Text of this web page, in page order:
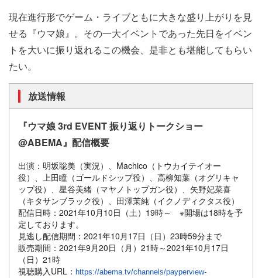
現在進行形でゲーム・ライブともに大きな盛り上がりを見
せる『ウマ娘』。その一大イベントであった先日をイベン
トを大いに振り返れるこの機会、是非とも堪能してもらい
たい。
放送情報
『ウマ娘 3rd EVENT 振り返りトークショー
@ABEMA』配信概要
出演：明坂聡美（実況）、Machico（トウカイテイオー
役）、 上田瞳（ゴールドシップ役）、高柳知葉（オグリキャ
ップ役）、 星谷美緒（マヤノトップガン役）、矢野妃菜喜
（キタサンブラック役）、田澤茉純（イクノディクタス役）
配信日時：2021年10月10日（土）19時～ ※開場は18時を予
定しております。
見逃し配信期間：2021年10月17日（日）23時59分まで
販売期間：2021年9月20日（月）21時～2021年10月17日
（日）21時
視聴購入URL： https://abema.tv/channels/payperview-